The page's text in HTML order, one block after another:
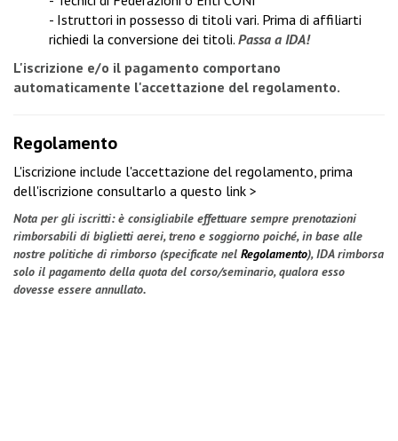
- Istruttori in possesso di titoli vari. Prima di affiliarti
richiedi la conversione dei titoli. Passa a IDA!
L'iscrizione e/o il pagamento comportano
automaticamente l'accettazione del regolamento.
Regolamento
L'iscrizione include l'accettazione del regolamento, prima
dell'iscrizione consultarlo a questo link >
Nota per gli iscritti: è consigliabile effettuare sempre prenotazioni
rimborsabili di biglietti aerei, treno e soggiorno poiché, in base alle
nostre politiche di rimborso (specificate nel Regolamento), IDA rimborsa
solo il pagamento della quota del corso/seminario, qualora esso
dovesse essere annullato.